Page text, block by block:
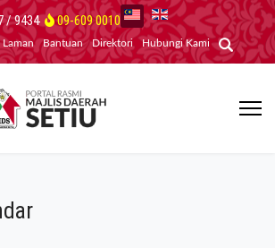
/ 9434 09-609 0010
Laman Bantuan Direktori Hubungi Kami